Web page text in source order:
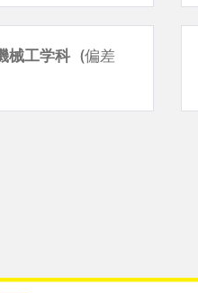
械工学科 (偏差